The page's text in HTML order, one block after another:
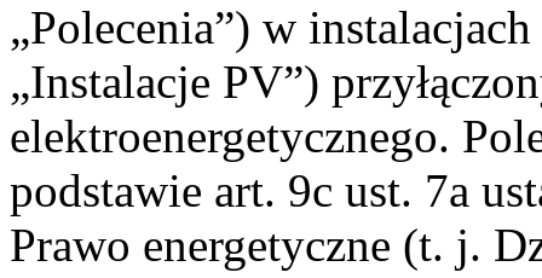
„Polecenia”) w
„Instalacje PV”)
elektroenergetycznego.
podstawie art. 9c ust. 7a
Prawo energetyczne (t. j.